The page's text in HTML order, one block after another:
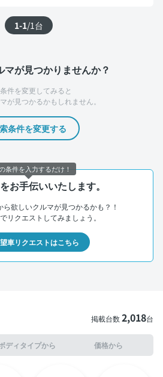
1-1/1台
マが見つかりませんか？
件を変更してみると
が見つかるかもしれません。
条件を変更する
お手伝いいたします。
欲しいクルマが見つかるかも？！
リクエストしてみましょう。
車リクエストはこちら
掲載台数2,018台
ディタイプから 価格から
条件を入力するだけ！